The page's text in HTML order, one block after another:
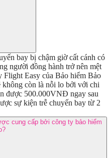
bay bị chậm giờ cất cánh có
người đồng hành trở nên mệt
Easy của Bảo hiểm Bảo
không còn là nỗi lo bởi với chi
được 500.000VNĐ ngay sau
sự kiện trễ chuyến bay từ 2
cung cấp bởi công ty bảo hiểm